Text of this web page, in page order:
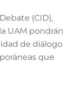
(CID),
UAM pondrán
de diálogo
que